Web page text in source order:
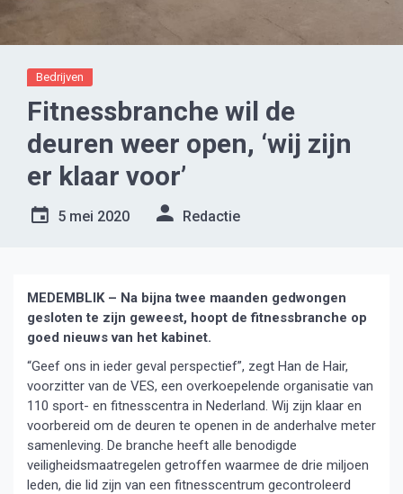
Bedrijven
Fitnessbranche wil de
deuren weer open, ‘wij zijn
er klaar voor’
5 mei 2020 Redactie
MEDEMBLIK – Na bijna twee maanden gedwongen
gesloten te zijn geweest, hoopt de fitnessbranche op
goed nieuws van het kabinet.
“Geef ons in ieder geval perspectief”, zegt Han de Hair,
voorzitter van de VES, een overkoepelende organisatie van
110 sport- en fitnesscentra in Nederland. Wij zijn klaar en
voorbereid om de deuren te openen in de anderhalve meter
samenleving. De branche heeft alle benodigde
veiligheidsmaatregelen getroffen waarmee de drie miljoen
leden, die lid zijn van een fitnesscentrum gecontroleerd